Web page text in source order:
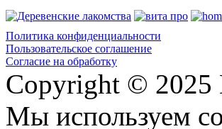
Политика конфиденциальности
Пользовательское соглашение
Согласие на обработку
Copyright ©
Мы используем